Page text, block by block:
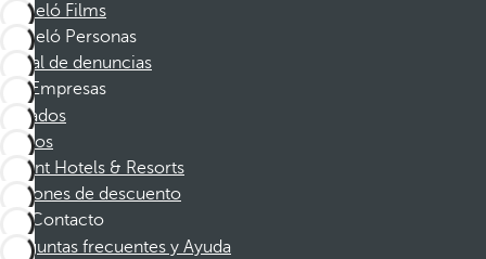
Barceló Films
Barceló Personas
Canal de denuncias
Empresas
Afiliados
Socios
Dorint Hotels & Resorts
Cupones de descuento
Contacto
Preguntas frecuentes y Ayuda